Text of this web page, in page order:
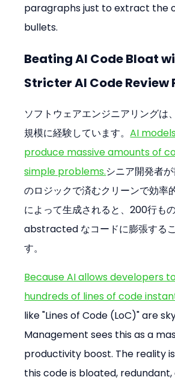
paragraphs just to extract the
bullets.
Beating AI Code Bloat
Stricter AI Code Review
ソフトウェアエンジニアリングは
規模に経験しています。AI
produce massive amounts of
simple problems.シニア開発者
のロジックで済むクリーンで効率
によって生成されると、200行も
abstracted なコードに膨張する
す。
Because AI allows developers
hundreds of lines of code
like "Lines of Code (LoC)" are
Management sees this as a
productivity boost. The reality
this code is bloated,